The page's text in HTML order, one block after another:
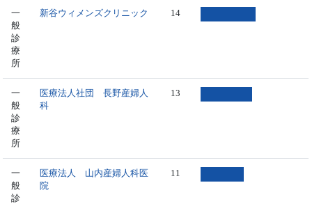
一
般
診
療
所
新谷ウィメンズクリニック 14
一
般
診
療
所
医療法人社団 長野産婦人
科
13
一
般
診
医療法人 山内産婦人科医
院
11